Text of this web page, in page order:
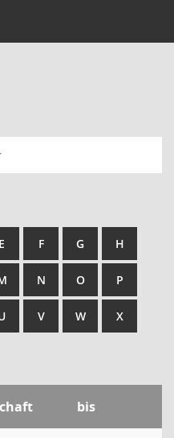
E F G H
N O P
V W X
bis